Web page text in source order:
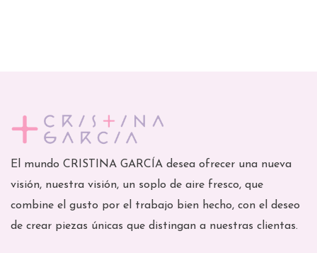
El mundo CRISTINA GARCÍA desea ofrecer una nueva
visión, nuestra visión, un soplo de aire fresco, que
combine el gusto por el trabajo bien hecho, con el deseo
de crear piezas únicas que distingan a nuestras clientas.